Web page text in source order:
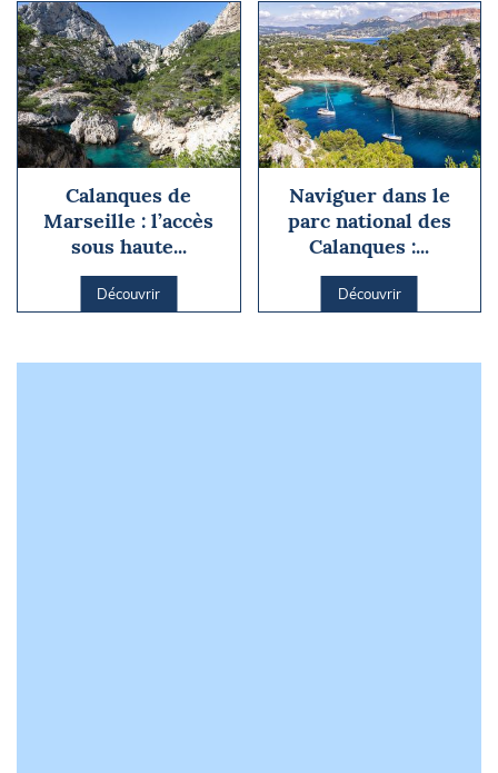
Calanques de
Marseille : l’accès
sous haute...
Découvrir
Naviguer dans le
parc national des
Calanques :...
Découvrir